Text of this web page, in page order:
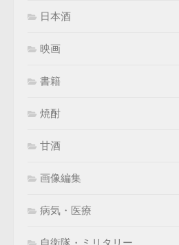
日本酒
映画
書籍
焼酎
甘酒
画像編集
病気・医療
自衛隊・ミリタリー